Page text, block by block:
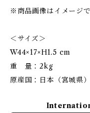
※商品画像はイメージで
＜サイズ＞
W44×17×H1.5 cm
重 量：2kg
原産国：日本（宮城県）